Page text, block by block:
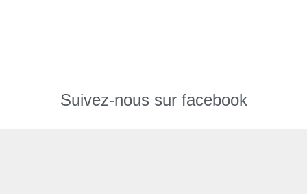
Suivez-nous sur facebook